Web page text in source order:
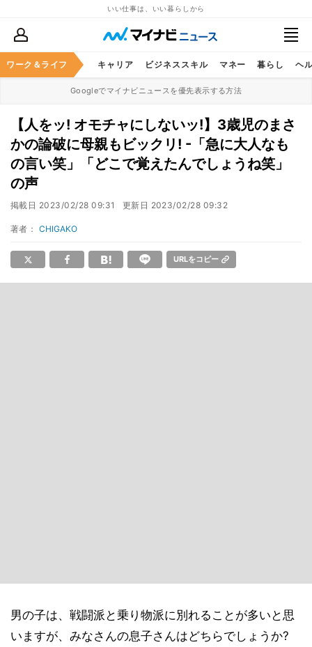
いい仕事は、いい暮らしから
ワーク＆ライフ キャリア ビジネススキル マネー 暮らし ヘ
Googleでマイナビニュースを優先表示する方法
【人をッ! オモチャにしないッ!】3歳児のまさ
かの論破に母親もビックリ! -「急に大人なも
の言い笑」「どこで覚えたんでしょうね笑」
の声
掲載日 2023/02/28 09:31 更新日 2023/02/28 09:32
著者： CHIGAKO
URLをコピー
男の子は、戦闘派と乗り物派に別れることが多いと思
いますが、みなさんの息子さんはどちらでしょうか?